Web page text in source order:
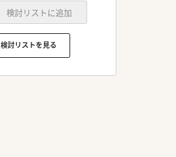
検討リストに追加
検討リストを見る